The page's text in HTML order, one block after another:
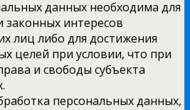
данных необходима для
законных интересов
лиц либо для достижения
целей при условии, что при
и свободы субъекта
персональных данных,